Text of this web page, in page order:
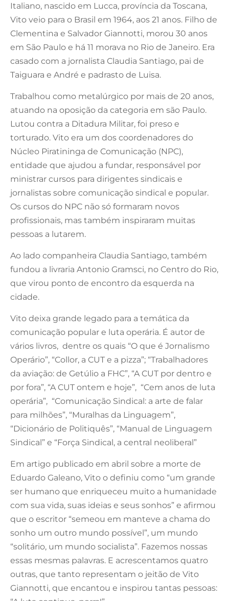
Italiano, nascido em Lucca, província da Toscana,
Vito veio para o Brasil em 1964, aos 21 anos. Filho de
Clementina e Salvador Giannotti, morou 30 anos
em São Paulo e há 11 morava no Rio de Janeiro. Era
casado com a jornalista Claudia Santiago, pai de
Taiguara e André e padrasto de Luisa.
Trabalhou como metalúrgico por mais de 20 anos,
atuando na oposição da categoria em são Paulo.
Lutou contra a Ditadura Militar, foi preso e
torturado. Vito era um dos coordenadores do
Núcleo Piratininga de Comunicação (NPC),
entidade que ajudou a fundar, responsável por
ministrar cursos para dirigentes sindicais e
jornalistas sobre comunicação sindical e popular.
Os cursos do NPC não só formaram novos
profissionais, mas também inspiraram muitas
pessoas a lutarem.
Ao lado companheira Claudia Santiago, também
fundou a livraria Antonio Gramsci, no Centro do Rio,
que virou ponto de encontro da esquerda na
cidade.
Vito deixa grande legado para a temática da
comunicação popular e luta operária. É autor de
vários livros, dentre os quais “O que é Jornalismo
Operário”, “Collor, a CUT e a pizza”; “Trabalhadores
da aviação: de Getúlio a FHC”, “A CUT por dentro e
por fora”, “A CUT ontem e hoje”, “Cem anos de luta
operária”, “Comunicação Sindical: a arte de falar
para milhões”, “Muralhas da Linguagem”,
“Dicionário de Politiquês”, “Manual de Linguagem
Sindical” e “Força Sindical, a central neoliberal”
Em artigo publicado em abril sobre a morte de
Eduardo Galeano, Vito o definiu como “um grande
ser humano que enriqueceu muito a humanidade
com sua vida, suas ideias e seus sonhos” e afirmou
que o escritor “semeou em manteve a chama do
sonho um outro mundo possível”, um mundo
“solitário, um mundo socialista”. Fazemos nossas
essas mesmas palavras. E acrescentamos quatro
outras, que tanto representam o jeitão de Vito
Giannotti, que encantou e inspirou tantas pessoas: